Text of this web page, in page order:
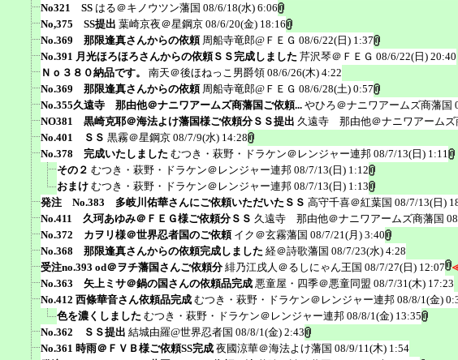
No321 SS はる＠キノウツン藩国 08/6/18(水) 6:06
No,375 SS提出 葉崎京夜＠星鋼京 08/6/20(金) 18:16
No.369 那限逢真さんからの依頼 周船寺竜郎@ＦＥＧ 08/6/22(日) 1:37
No.391 月光ほろほろさんからの依頼ＳＳ完成しました 芹沢琴＠ＦＥＧ 08/6/22(日) 20:40
Ｎｏ３８０納品です。
南天＠後ほねっこ男爵領 08/6/26(木) 4:22
No.369 那限逢真さんからの依頼 周船寺竜郎@ＦＥＧ 08/6/28(土) 0:57
No.355久遠寺 那由他＠ナニワアームズ商藩国ご依頼... やひろ＠ナニワアームズ商藩国
NO381 黒崎克耶＠海法よけ藩国様ご依頼分ＳＳ提出 久遠寺 那由他＠ナニワアームズ
No.401 ＳＳ 黒霧＠星鋼京 08/7/9(水) 14:28
No.378 完成いたしました むつき・萩野・ドラケン＠レンジャー連邦 08/7/13(日) 1:11
その２ むつき・萩野・ドラケン＠レンジャー連邦 08/7/13(日) 1:12
おまけ むつき・萩野・ドラケン＠レンジャー連邦 08/7/13(日) 1:13
発注 No.383 多岐川佑華さんにご依頼いただいたＳＳ 高守千喜＠紅葉国 08/7/13(日)
No.411 久珂あゆみ＠ＦＥＧ様ご依頼分ＳＳ 久遠寺 那由他＠ナニワアームズ商藩国
No.372 カヲリ様＠世界忍者国のご依頼 イク＠玄霧藩国 08/7/21(月) 3:40
No.368 那限逢真さんからの依頼完成しました 経＠詩歌藩国 08/7/23(水) 4:28
受注no.393 od＠ヲチ藩国さんご依頼分 緋乃江戌人＠るしにゃん王国 08/7/27(日) 12:07
No.363 矢上ミサ＠鍋の国さんの依頼品完成 悪童屋・四季＠悪童同盟 08/7/31(木) 17:23
No.412 西條華音さん依頼品完成 むつき・萩野・ドラケン＠レンジャー連邦 08/8/1(金)
色を濃くしました むつき・萩野・ドラケン＠レンジャー連邦 08/8/1(金) 13:35
No.362 ＳＳ提出 結城由羅@世界忍者国 08/8/1(金) 2:43
No.361 時雨＠ＦＶＢ様ご依頼SS完成 夜國涼華＠海法よけ藩国 08/9/11(木) 1:54